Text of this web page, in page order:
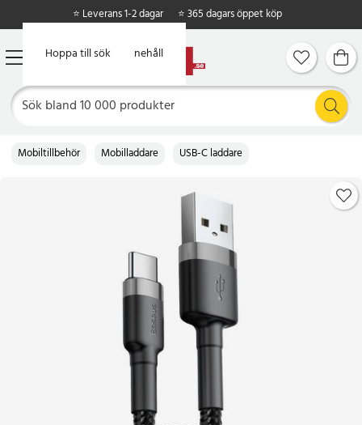
Hoppa till huvudinnehåll
Hoppa till sök
⭐ Leverans 1-2 dagar ⭐ 365 dagars öppet köp
Mobiltillbehör Mobilladdare USB-C laddare